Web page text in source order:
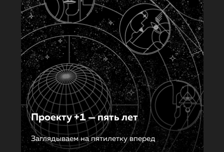
Проекту +1 — пять лет
Заглядываем на пятилетку вперед